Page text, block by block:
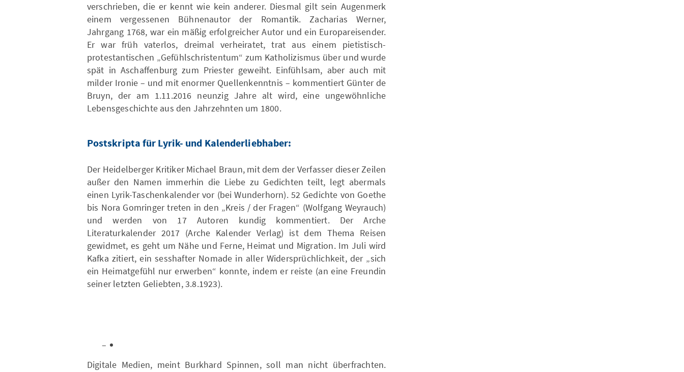
verschrieben, die er kennt wie kein anderer. Diesmal gilt sein Augenmerk
einem vergessenen Bühnenautor der Romantik. Zacharias Werner,
Jahrgang 1768, war ein mäßig erfolgreicher Autor und ein Europareisender.
Er war früh vaterlos, dreimal verheiratet, trat aus einem pietistisch-
protestantischen „Gefühlschristentum“ zum Katholizismus über und wurde
spät in Aschaffenburg zum Priester geweiht. Einfühlsam, aber auch mit
milder Ironie – und mit enormer Quellenkenntnis – kommentiert Günter de
Bruyn, der am 1.11.2016 neunzig Jahre alt wird, eine ungewöhnliche
Lebensgeschichte aus den Jahrzehnten um 1800.
Postskripta für Lyrik- und Kalenderliebhaber:
Der Heidelberger Kritiker Michael Braun, mit dem der Verfasser dieser Zeilen
außer den Namen immerhin die Liebe zu Gedichten teilt, legt abermals
einen Lyrik-Taschenkalender vor (bei Wunderhorn). 52 Gedichte von Goethe
bis Nora Gomringer treten in den „Kreis / der Fragen“ (Wolfgang Weyrauch)
und werden von 17 Autoren kundig kommentiert. Der Arche
Literaturkalender 2017 (Arche Kalender Verlag) ist dem Thema Reisen
gewidmet, es geht um Nähe und Ferne, Heimat und Migration. Im Juli wird
Kafka zitiert, ein sesshafter Nomade in aller Widersprüchlichkeit, der „sich
ein Heimatgefühl nur erwerben“ konnte, indem er reiste (an eine Freundin
seiner letzten Geliebten, 3.8.1923).
Digitale Medien, meint Burkhard Spinnen, soll man nicht überfrachten.